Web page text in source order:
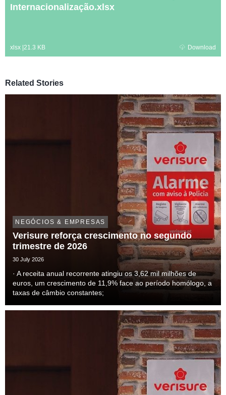
Internacionalização.xlsx
xlsx 21.3 KB Download
Related Stories
NEGÓCIOS & EMPRESAS
Verisure reforça crescimento no segundo
trimestre de 2026
30 July 2026
· A receita anual recorrente atingiu os 3,62 mil milhões de
euros, um crescimento de 11,9% face ao período homólogo, a
taxas de câmbio constantes;